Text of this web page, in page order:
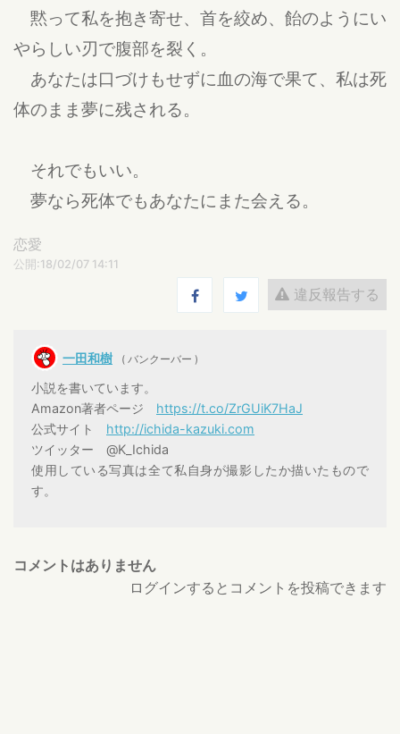
黙って私を抱き寄せ、首を絞め、飴のようにい
やらしい刃で腹部を裂く。
あなたは口づけもせずに血の海で果て、私は死
体のまま夢に残される。
それでもいい。
夢なら死体でもあなたにまた会える。
恋愛
公開:18/02/07 14:11
違反報告する
一田和樹 ( バンクーバー )
小説を書いています。
Amazon著者ページ https://t.co/ZrGUiK7HaJ
公式サイト http://ichida-kazuki.com
ツイッター @K_Ichida
使用している写真は全て私自身が撮影したか描いたもので
す。
コメントはありません
ログインするとコメントを投稿できます